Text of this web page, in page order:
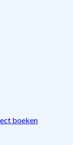
boeken